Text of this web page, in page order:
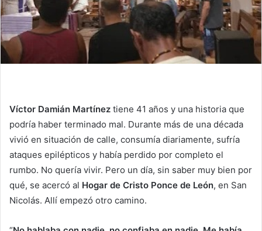
Víctor Damián Martínez tiene 41 años y una historia que
podría haber terminado mal. Durante más de una década
vivió en situación de calle, consumía diariamente, sufría
ataques epilépticos y había perdido por completo el
rumbo. No quería vivir. Pero un día, sin saber muy bien por
qué, se acercó al Hogar de Cristo Ponce de León, en San
Nicolás. Allí empezó otro camino.